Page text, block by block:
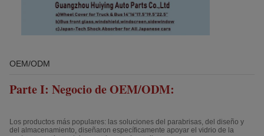
OEM/ODM
Parte I: Negocio de OEM/ODM:
Los productos más populares: las soluciones del parabrisas, del diseño y
del almacenamiento, diseñaron específicamente apoyar el vidrio de la